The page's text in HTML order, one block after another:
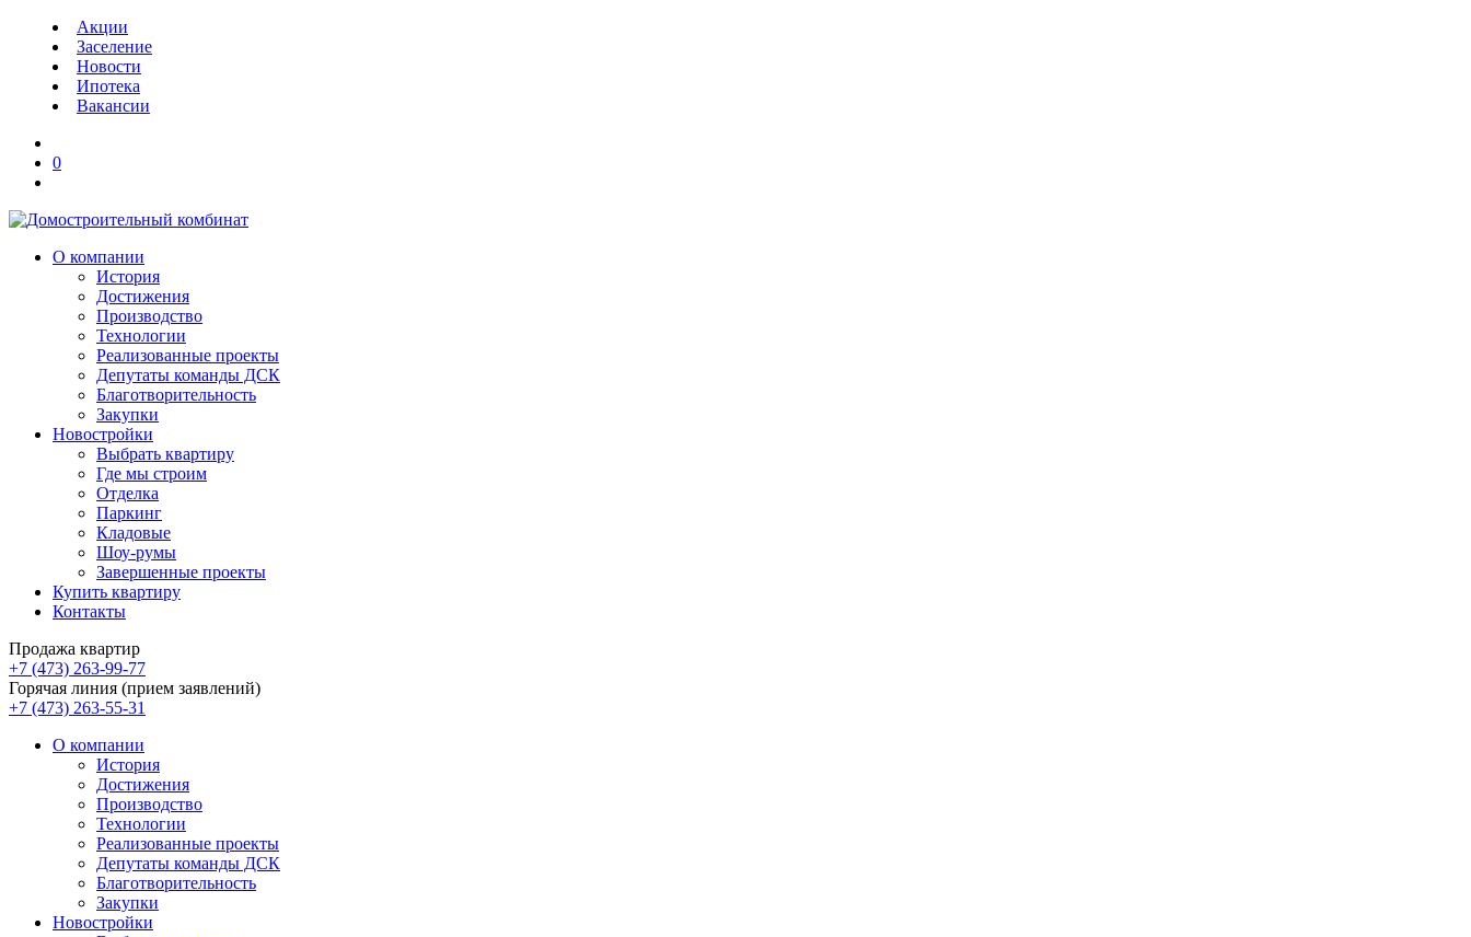
Акции
Заселение
Новости
Ипотека
Вакансии
0
О компании
История
Достижения
Производство
Технологии
Реализованные проекты
Депутаты команды ДСК
Благотворительность
Закупки
Новостройки
Выбрать квартиру
Где мы строим
Отделка
Паркинг
Кладовые
Шоу-румы
Завершенные проекты
Купить квартиру
Контакты
Продажа квартир
+7 (473) 263-99-77
Горячая линия (прием заявлений)
+7 (473) 263-55-31
О компании
История
Достижения
Производство
Технологии
Реализованные проекты
Депутаты команды ДСК
Благотворительность
Закупки
Новостройки